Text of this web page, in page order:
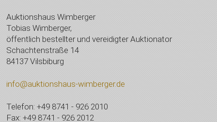
Auktionshaus Wimberger
Tobias Wimberger,
öffentlich bestellter und vereidigter Auktionator
Schachtenstraße 14
84137 Vilsbiburg
info@auktionshaus-wimberger.de
Telefon: +49 8741 - 926 2010
Fax: +49 8741 - 926 2012